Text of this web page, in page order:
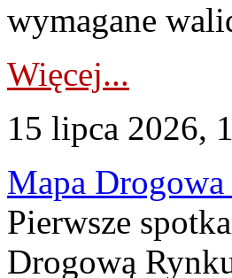
wymagane
Więcej...
15 lipca 2026,
Mapa
Pierwsze
Drogową